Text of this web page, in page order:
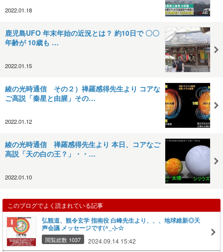
2022.01.18
鹿児島UFO 年末年始の近況とは？ 約10日で 〇〇
年齢が 10歳も …
2022.01.15
綾の光時通信 その２）禅羅感得先生より コアな
ご高説「秦星と由腥」その…
2022.01.12
綾の光時通信 禅羅感得先生より 本日、コアなご
高説「天の白の王？」・・…
2022.01.10
このブログでよく読まれている記事
弘観道、観令玄学 指南役 白峰先生より、、、地球維新◎天
声会議 メッセージです(^_-)-☆
閲覧総数 1037 2024.09.14 15:42